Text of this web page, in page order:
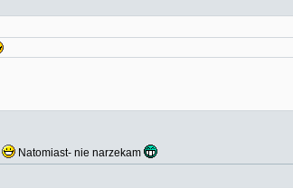
Natomiast- nie narzekam